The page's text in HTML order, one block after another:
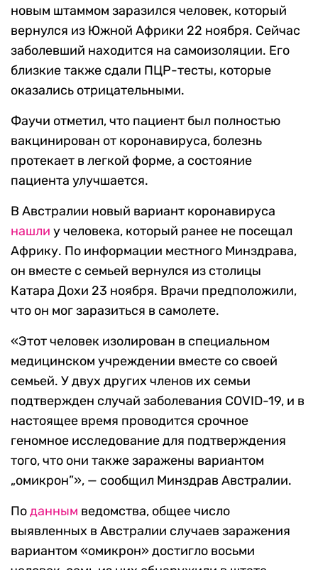
новым штаммом заразился человек, который
вернулся из Южной Африки 22 ноября. Сейчас
заболевший находится на самоизоляции. Его
близкие также сдали ПЦР-тесты, которые
оказались отрицательными.
Фаучи отметил, что пациент был полностью
вакцинирован от коронавируса, болезнь
протекает в легкой форме, а состояние
пациента улучшается.
В Австралии новый вариант коронавируса
нашли у человека, который ранее не посещал
Африку. По информации местного Минздрава,
он вместе с семьей вернулся из столицы
Катара Дохи 23 ноября. Врачи предположили,
что он мог заразиться в самолете.
«Этот человек изолирован в специальном
медицинском учреждении вместе со своей
семьей. У двух других членов их семьи
подтвержден случай заболевания COVID-19, и в
настоящее время проводится срочное
геномное исследование для подтверждения
того, что они также заражены вариантом
„омикрон”», — сообщил Минздрав Австралии.
Поданным ведомства, общее число
выявленных в Австралии случаев заражения
вариантом «омикрон» достигло восьми